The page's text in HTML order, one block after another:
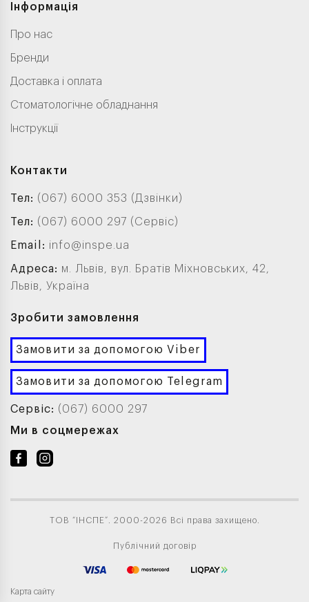
Інформація
Про нас
Бренди
Доставка і оплата
Стоматологічне обладнання
Інструкції
Контакти
Тел: (067) 6000 353 (Дзвінки)
Тел: (067) 6000 297 (Сервіс)
Email: info@inspe.ua
Адреса: м. Львів, вул. Братів Міхновських, 42,
Львів, Україна
Зробити замовлення
Замовити за допомогою Viber
Замовити за допомогою Telegram
Сервіс: (067) 6000 297
Ми в соцмережах
ТОВ “ІНСПЕ”. 2000-2026 Всі права захищено.
Публічний договір
Карта сайту